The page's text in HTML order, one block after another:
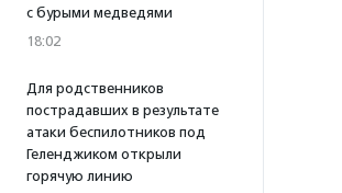
с бурыми медведями
18:02
Для родственников
пострадавших в результате
атаки беспилотников под
Геленджиком открыли
горячую линию